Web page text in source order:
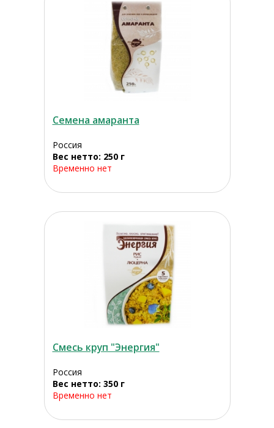
Семена амаранта
Россия
Вес нетто: 250 г
Временно нет
Смесь круп "Энергия"
Россия
Вес нетто: 350 г
Временно нет